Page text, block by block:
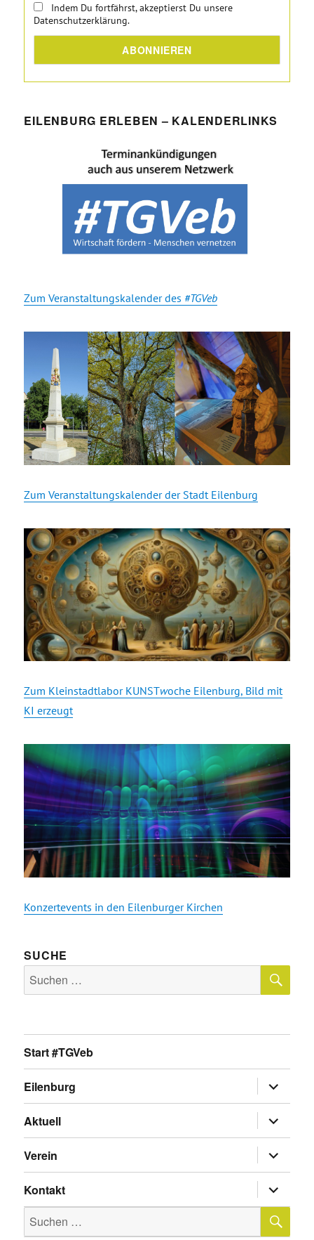
Indem Du fortfährst, akzeptierst Du unsere
Datenschutzerklärung.
EILENBURG ERLEBEN – KALENDERLINKS
Zum Veranstaltungskalender des #TGVeb
Zum Veranstaltungskalender der Stadt Eilenburg
Zum Kleinstadtlabor KUNSTwoche Eilenburg, Bild mit
KI erzeugt
Konzertevents in den Eilenburger Kirchen
SUCHE
Suche
nach:
Start #TGVeb
Eilenburg
anzeigen
Aktuell
anzeigen
Verein
anzeigen
Kontakt
anzeigen
Suche
nach: